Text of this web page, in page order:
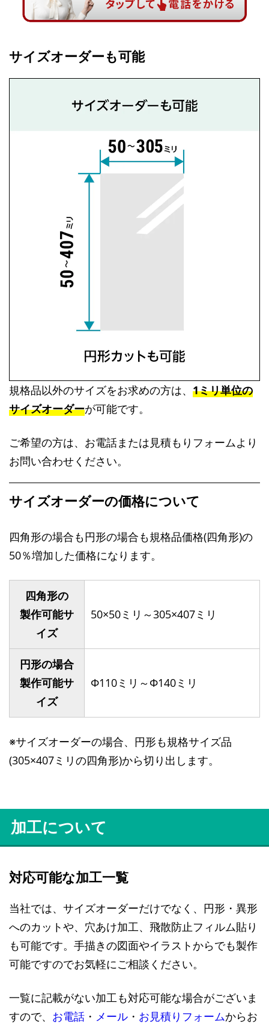
サイズオーダーも可能
規格品以外のサイズをお求めの方は、 1ミリ単位の
サイズオーダーが可能です。
ご希望の方は、お電話または見積もりフォームより
お問い合わせください。
サイズオーダーの価格について
四角形の場合も円形の場合も規格品価格(四角形)の
50％増加した価格になります。
四角形の
製作可能サ
イズ
50×50ミリ～305×407ミリ
円形の場合
製作可能サ
イズ
Φ110ミリ～Φ140ミリ
※サイズオーダーの場合、円形も規格サイズ品
(305×407ミリの四角形)から切り出します。
加工について
対応可能な加工一覧
当社では、サイズオーダーだけでなく、円形・異形
へのカットや、穴あけ加工、飛散防止フィルム貼り
も可能です。手描きの図面やイラストからでも製作
可能ですのでお気軽にご相談ください。
一覧に記載がない加工も対応可能な場合がございま
すので、 お電話 ・ メール ・ お見積りフォームからお